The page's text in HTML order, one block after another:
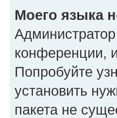
Моего языка
конференции,
Попробуйте
установить
пакета не